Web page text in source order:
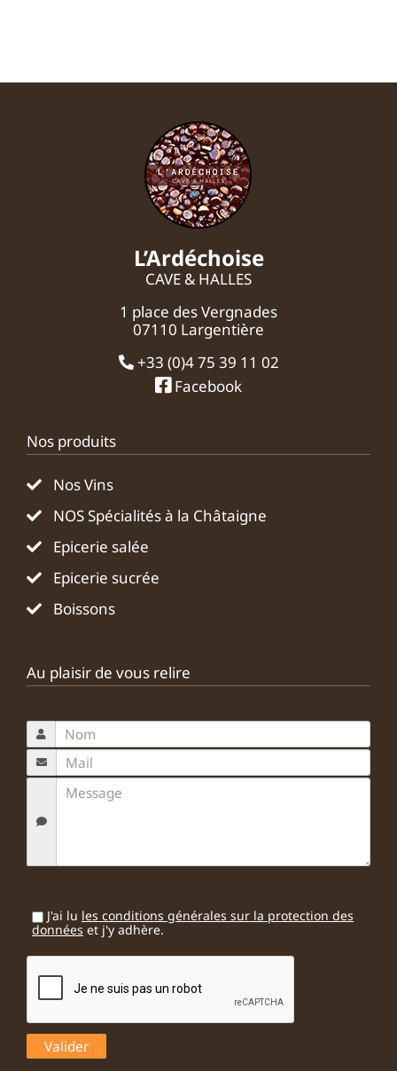
L’Ardéchoise
CAVE & HALLES
1 place des Vergnades
07110 Largentière
+33 (0)4 75 39 11 02
Facebook
Nos produits
Nos Vins
NOS Spécialités à la Châtaigne
Epicerie salée
Epicerie sucrée
Boissons
Au plaisir de vous relire
J'ai lu les conditions générales sur la protection des
données et j'y adhère.